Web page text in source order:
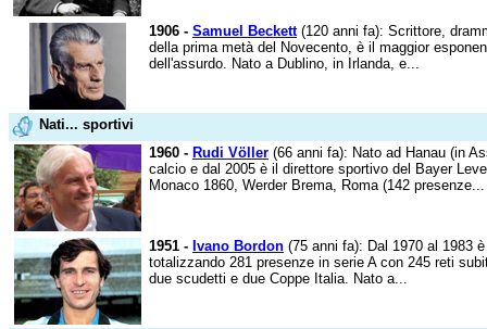
1906 - Samuel Beckett(120 anni fa): Scrittore,
della prima metà del Novecento, è il maggior
dell'assurdo. Nato a Dublino, in Irlanda, e...
Nati... sportivi
1960 - Rudi Völler (66 anni fa): Nato ad Hanau (in
calcio e dal 2005 è il direttore sportivo del Bayer
Monaco 1860, Werder Brema, Roma (142 presenze...
1951 - Ivano Bordon (75 anni fa): Dal 1970 al 1983
totalizzando 281 presenze in serie A con 245 reti
due scudetti e due Coppe Italia. Nato a...